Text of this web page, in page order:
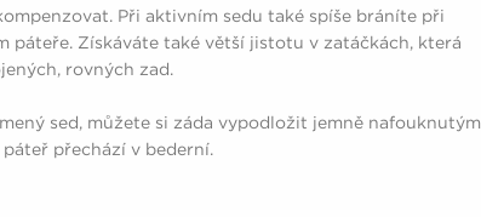
Při aktivním sedu také spíše bráníte při
Získáváte také větší jistotu v zatáčkách, která
rovných zad.
sed, můžete si záda vypodložit jemně nafouknutým
přechází v bederní.